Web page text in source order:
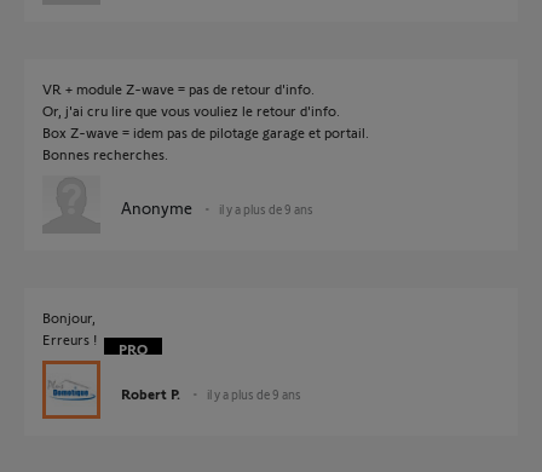
VR + module Z-wave = pas de retour d'info.
Or, j'ai cru lire que vous vouliez le retour d'info.
Box Z-wave = idem pas de pilotage garage et portail.
Bonnes recherches.
Anonyme il y a plus de 9 ans
Bonjour,
Erreurs !
Robert P. il y a plus de 9 ans